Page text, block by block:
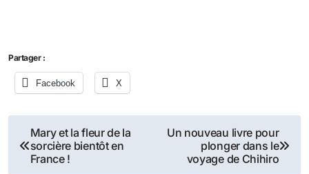
Partager :
Facebook X
Navigation
de
Mary et la fleur de la
sorcière bientôt en
France !
Un nouveau livre pour
plonger dans le
voyage de Chihiro